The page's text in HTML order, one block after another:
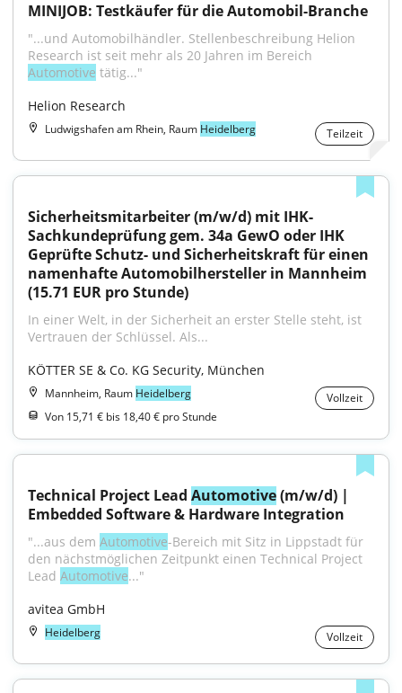
MINIJOB: Testkäufer für die Automobil-Branche
"...und Automobilhändler. Stellenbeschreibung Helion
Automotive tätig..."
Helion Research
Ludwigshafen am Rhein, Raum Heidelberg Teilzeit
Sicherheitsmitarbeiter (m/w/d) mit IHK-
Sachkundeprüfung gem. 34a GewO oder IHK
Geprüfte Schutz- und Sicherheitskraft für einen
namenhafte Automobilhersteller in Mannheim
(15.71 EUR pro Stunde)
In einer Welt, in der Sicherheit an erster Stelle steht, ist
Vertrauen der Schlüssel. Als...
KÖTTER SE & Co. KG Security, München
Mannheim, Raum Heidelberg
Vollzeit
Von 15,71 € bis 18,40 € pro Stunde
Technical Project Lead Automotive (m/w/d) |
Embedded Software & Hardware Integration
"...aus dem Automotive-Bereich mit Sitz in Lippstadt für
den nächstmöglichen Zeitpunkt einen Technical Project
Lead Automotive..."
avitea GmbH
Heidelberg Vollzeit